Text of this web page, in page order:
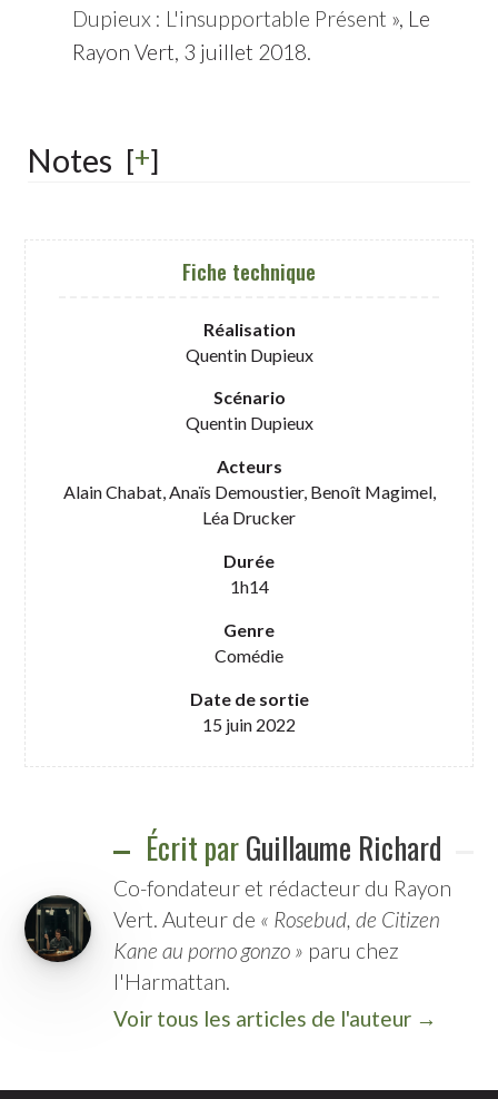
Fiche technique
Réalisation
Quentin Dupieux
Scénario
Quentin Dupieux
Acteurs
Alain Chabat, Anaïs Demoustier, Benoît Magimel,
Léa Drucker
Durée
1h14
Genre
Comédie
Date de sortie
15 juin 2022
Dupieux : L'insupportable Présent », Le
Rayon Vert, 3 juillet 2018.
Notes [+]
Écrit parGuillaume Richard
Co-fondateur et rédacteur du Rayon
Vert. Auteur de « Rosebud, de Citizen
Kane au porno gonzo » paru chez
l'Harmattan.
Voir tous les articles de l'auteur →